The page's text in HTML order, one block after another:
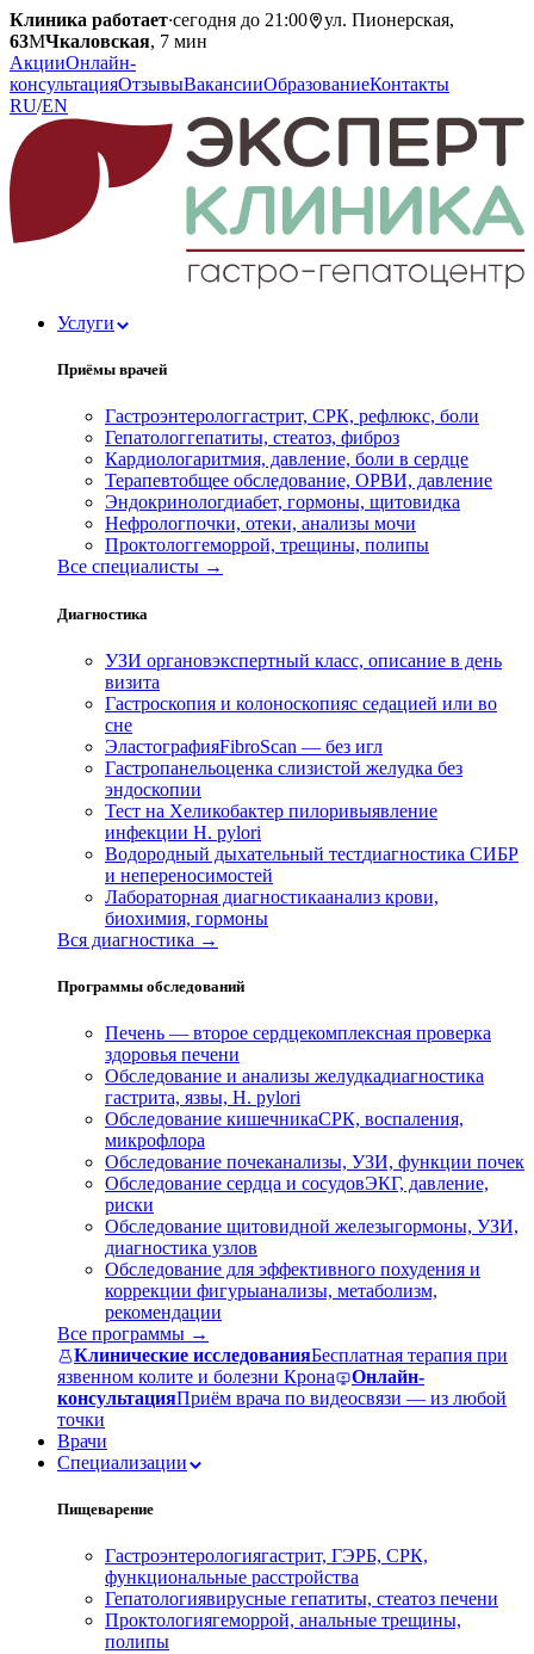
Клиника работает·сегодня до 21:00
ул. Пионерская,
63МЧкаловская, 7 мин
АкцииОнлайн-
консультацияОтзывыВакансииОбразованиеКонтакты
RU/EN
Услуги
Приёмы врачей
Гастроэнтерологгастрит, СРК, рефлюкс, боли
Гепатологгепатиты, стеатоз, фиброз
Кардиологаритмия, давление, боли в сердце
Терапевтобщее обследование, ОРВИ, давление
Эндокринологдиабет, гормоны, щитовидка
Нефрологпочки, отеки, анализы мочи
Проктологгеморрой, трещины, полипы
Все специалисты →
Диагностика
УЗИ органовэкспертный класс, описание в день
визита
Гастроскопия и колоноскопияс седацией или во
сне
ЭластографияFibroScan — без игл
Гастропанельоценка слизистой желудка без
эндоскопии
Тест на Хеликобактер пилоривыявление
инфекции H. pylori
Водородный дыхательный тестдиагностика СИБР
и непереносимостей
Лабораторная диагностикаанализ крови,
биохимия, гормоны
Вся диагностика →
Программы обследований
Печень — второе сердцекомплексная проверка
здоровья печени
Обследование и анализы желудкадиагностика
гастрита, язвы, H. pylori
Обследование кишечникаСРК, воспаления,
микрофлора
Обследование почеканализы, УЗИ, функции почек
Обследование сердца и сосудовЭКГ, давление,
риски
Обследование щитовидной железыгормоны, УЗИ,
диагностика узлов
Обследование для эффективного похудения и
коррекции фигурыанализы, метаболизм,
рекомендации
Все программы →
Клинические исследованияБесплатная терапия при
язвенном колите и болезни Крона
Онлайн-
консультацияПриём врача по видеосвязи — из любой
точки
Врачи
Специализации
Пищеварение
Гастроэнтерологиягастрит, ГЭРБ, СРК,
функциональные расстройства
Гепатологиявирусные гепатиты, стеатоз печени
Проктологиягеморрой, анальные трещины,
полипы